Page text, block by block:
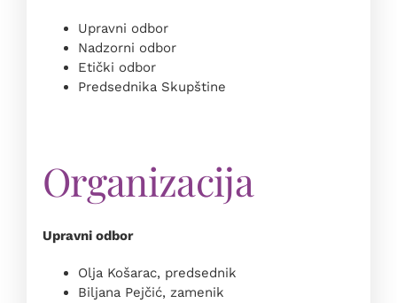
Upravni odbor
Nadzorni odbor
Etički odbor
Predsednika Skupštine
Organizacija
Upravni odbor
Olja Košarac, predsednik
Biljana Pejčić, zamenik